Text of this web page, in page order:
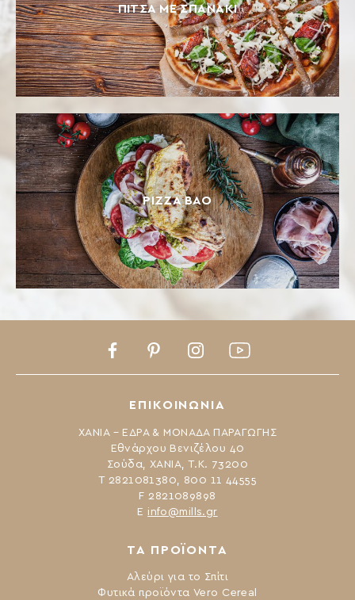
ΠΊΤΣΑ ΜΕ ΣΠΑΝΆΚΙ
PIZZA BAO
ΤΑ ΠΡΟΪΟΝΤΑ
Αλεύρι για το Σπίτι
Φυτικά προϊόντα Vero Cereal
ΕΠΙΚΟΙΝΩΝΙΑ
ΧΑΝΙΑ – ΕΔΡΑ & ΜΟΝΑΔΑ ΠΑΡΑΓΩΓΗΣ
Εθνάρχου Βενιζέλου 40
Σούδα, ΧΑΝΙΑ, Τ.Κ. 73200
Τ 2821081380, 800 11 44555
F 2821089898
Ε info@mills.gr
FacebookPinterestInstagramYoutube